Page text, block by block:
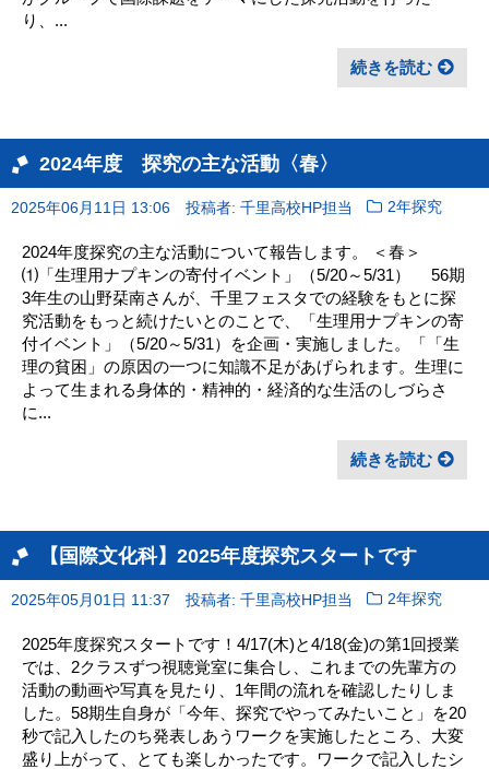
り、...
続きを読む
2024年度 探究の主な活動〈春〉
2025年06月11日 13:06 投稿者: 千里高校HP担当 2年探究
2024年度探究の主な活動について報告します。 ＜春＞
⑴「生理用ナプキンの寄付イベント」（5/20～5/31） 56期
3年生の山野栞南さんが、千里フェスタでの経験をもとに探
究活動をもっと続けたいとのことで、「生理用ナプキンの寄
付イベント」（5/20～5/31）を企画・実施しました。「「生
理の貧困」の原因の一つに知識不足があげられます。生理に
よって生まれる身体的・精神的・経済的な生活のしづらさ
に...
続きを読む
【国際文化科】2025年度探究スタートです
2025年05月01日 11:37 投稿者: 千里高校HP担当 2年探究
2025年度探究スタートです！4/17(木)と4/18(金)の第1回授業
では、2クラスずつ視聴覚室に集合し、これまでの先輩方の
活動の動画や写真を見たり、1年間の流れを確認したりしま
した。58期生自身が「今年、探究でやってみたいこと」を20
秒で記入したのち発表しあうワークを実施したところ、大変
盛り上がって、とても楽しかったです。ワークで記入したシ